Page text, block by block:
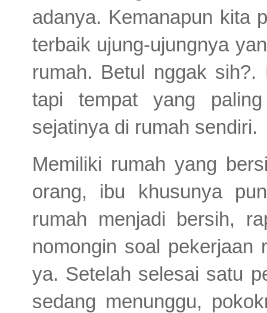
adanya. Kemanapun kita
terbaik ujung-ujungnya
rumah. Betul nggak sih?.
tapi tempat yang
sejatinya di rumah sendiri.
Memiliki rumah yang
orang, ibu khusunya
rumah menjadi bersih,
nomongin soal pekerjaan
ya. Setelah selesai satu
sedang menunggu,